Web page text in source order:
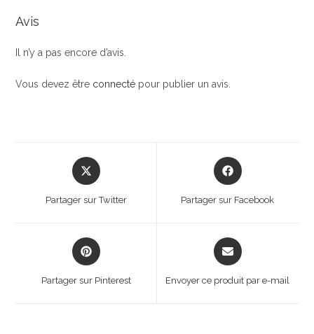
Avis
Il n’y a pas encore d’avis.
Vous devez être connecté pour publier un avis.
Opens
in
new
Partager sur Twitter
Opens
in
Partager sur Facebook
Opens
in
Partager sur Pinterest
Opens
in
new
Envoyer ce produit par e-mail